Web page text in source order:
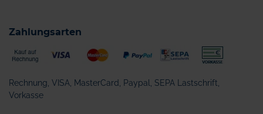
Zahlungsarten
Rechnung, VISA, MasterCard, Paypal, SEPA Lastschrift,
Vorkasse